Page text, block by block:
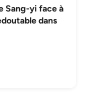
Sang-yi face à
dans